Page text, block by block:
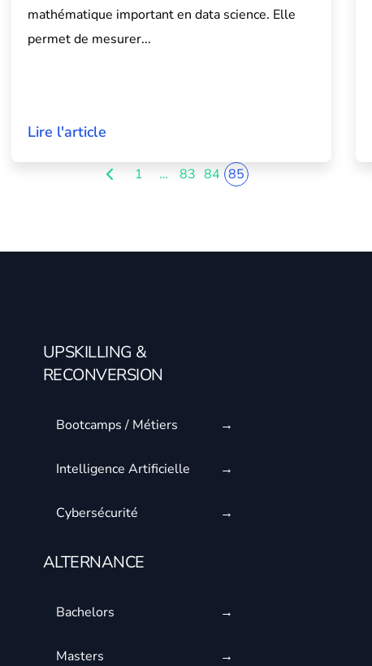
mathématique important endata science. Elle
permet de mesurer...
Lire l'article
1 … 83 84 85
UPSKILLING &
RECONVERSION
Bootcamps / Métiers
Intelligence Artificielle
Cybersécurité
ALTERNANCE
Bachelors
Masters